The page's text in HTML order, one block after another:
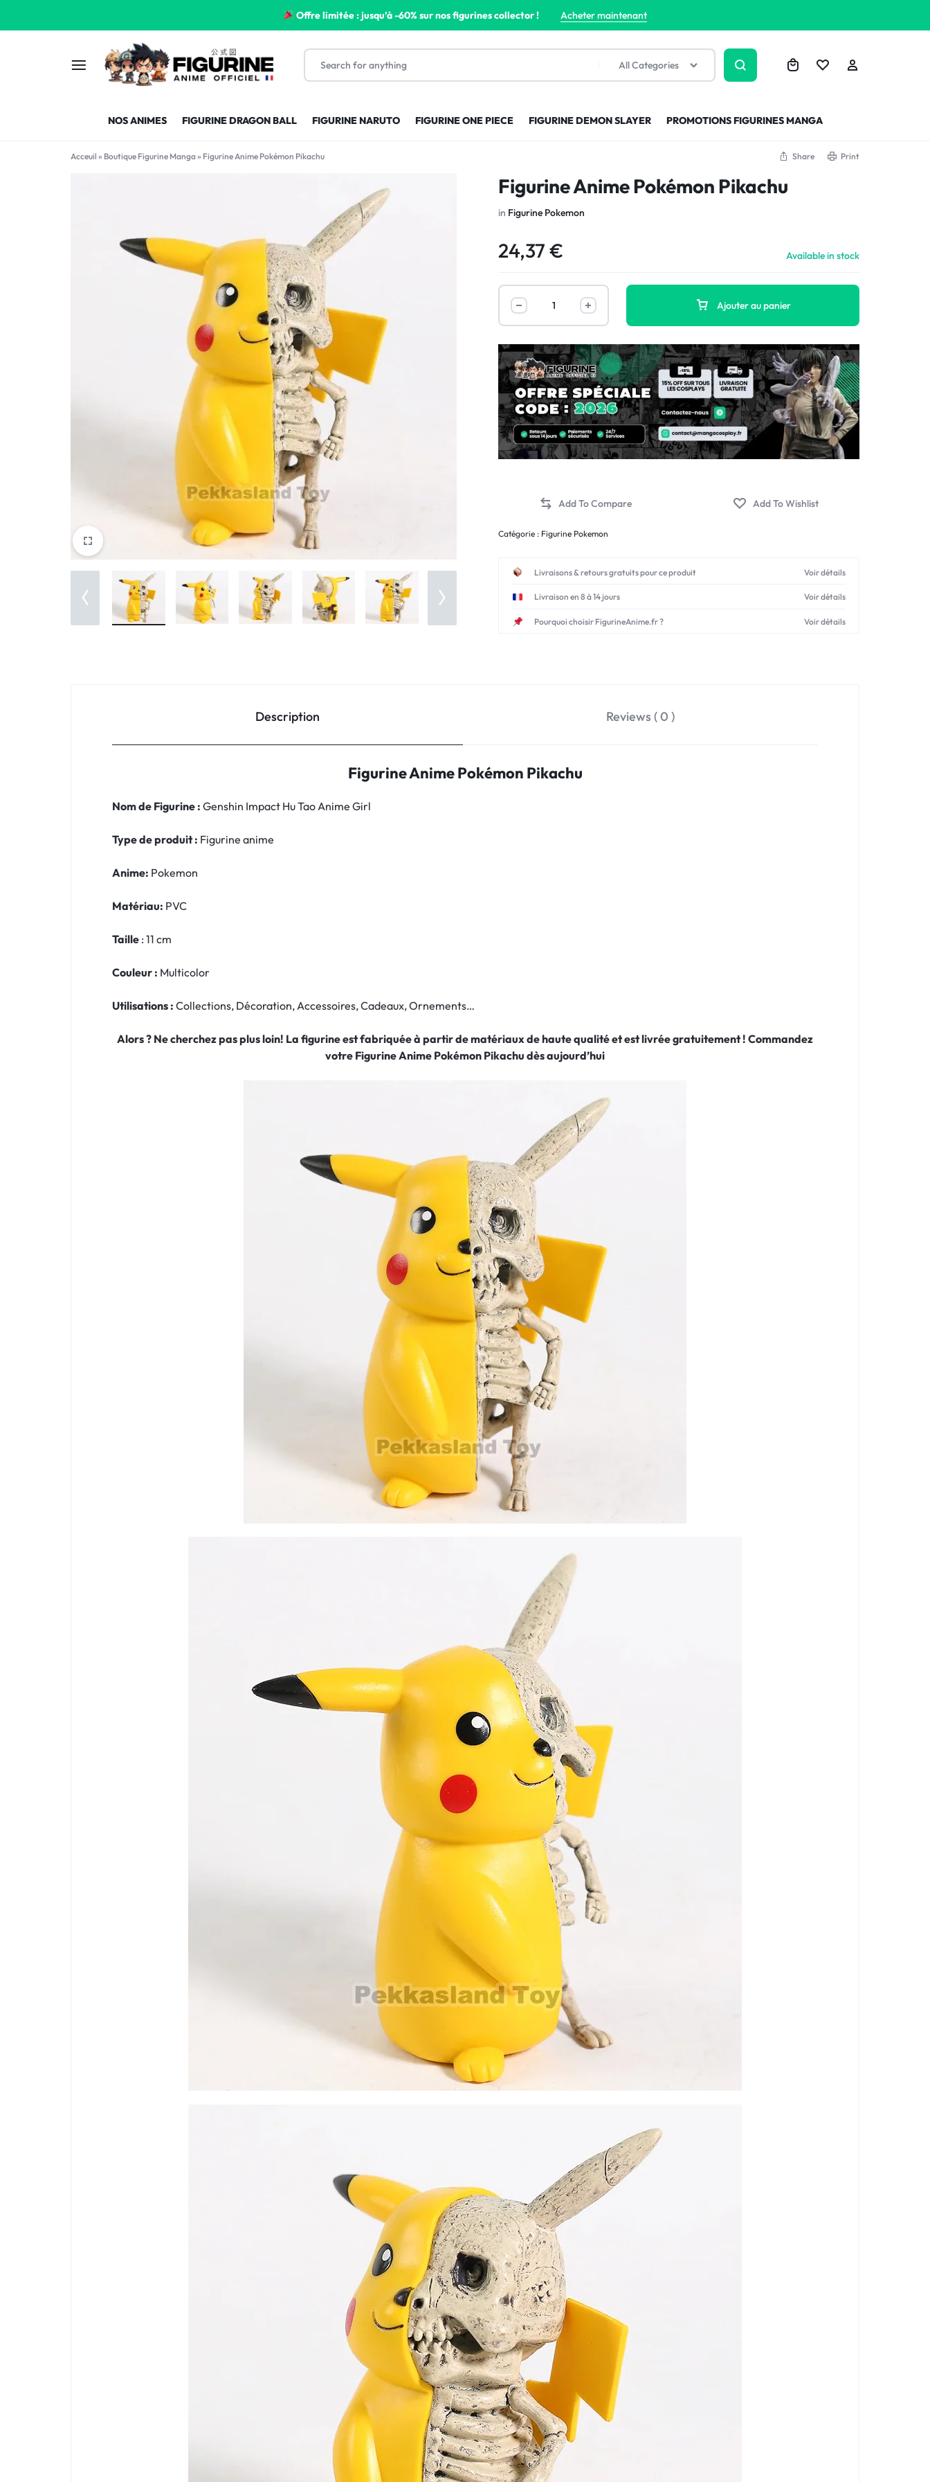
Offre limitée : jusqu’à -60% sur nos figurines collector ! Acheter maintenant
FRANCE
FRANCE
All Categories
NOS ANIMES FIGURINE DRAGON BALL FIGURINE NARUTO FIGURINE ONE PIECE FIGURINE DEMON SLAYER PROMOTIONS FIGURINES MANGA
Acceuil » Boutique Figurine Manga» Figurine Anime Pokémon Pikachu Share Print
Figurine Anime Pokémon Pikachu
in Figurine Pokemon
24,37€ Available in stock
Ajouter au panier
Catégorie : Figurine Pokemon
Livraisons & retours gratuits pour ce produit Voir détails
Livraison en 8 à 14 jours Voir détails
Pourquoi choisir FigurineAnime.fr ? Voir détails
Description Reviews ( 0 )
Figurine Anime Pokémon Pikachu
Nom de Figurine : Genshin Impact Hu Tao Anime Girl
Type de produit : Figurine anime
Anime: Pokemon
Matériau: PVC
Taille : 11 cm
Couleur : Multicolor
Utilisations : Collections, Décoration, Accessoires, Cadeaux, Ornements…
Alors ? Ne cherchez pas plus loin! La figurine est fabriquée à partir de matériaux de haute qualité et est livrée gratuitement ! Commandez
votre Figurine Anime Pokémon Pikachu dès aujourd’hui